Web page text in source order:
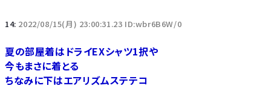
14: 2022/08/15(月) 23:00:31.23 ID:wbr6B6W/0
夏の部屋着はドライEXシャツ1択や
今もまさに着とる
ちなみに下はエアリズムステテコ